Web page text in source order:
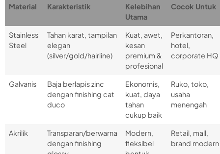
Material Karakteristik
Kelebihan
Utama
Cocok Untuk
Stainless
Steel
Tahan karat, tampilan
elegan
(silver/gold/hairline)
Kuat, awet,
kesan
premium &
profesional
Perkantoran,
hotel,
corporate HQ
Galvanis
Baja berlapis zinc
dengan finishing cat
duco
Ekonomis,
kuat, daya
tahan
cukup baik
Ruko, toko,
usaha
menengah
Akrilik
Transparan/berwarna
dengan finishing
Modern,
fleksibel
Retail, mall,
brand modern